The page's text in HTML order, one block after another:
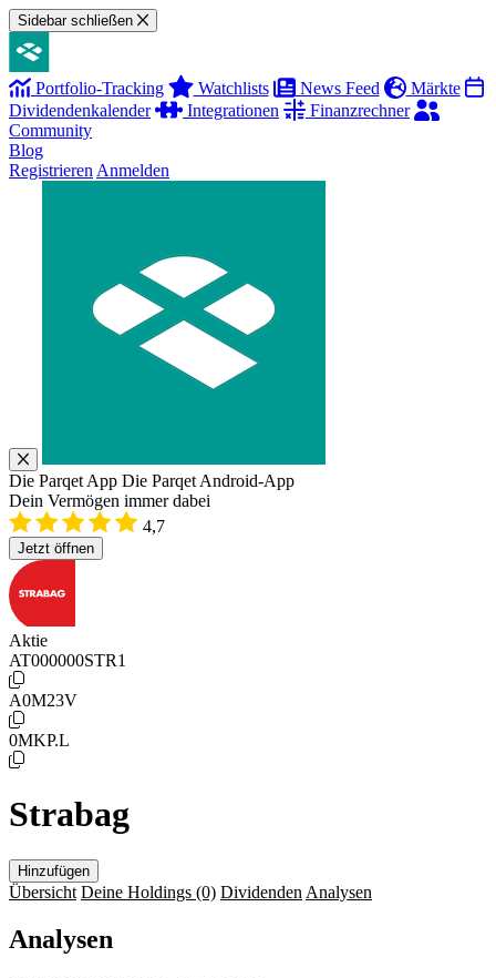
Sidebar schließen
Portfolio-Tracking Watchlists News Feed
Märkte
Dividendenkalender
Integrationen
Finanzrechner
Community
Blog
Registrieren Anmelden
Die Parqet App Die Parqet Android-App
Dein Vermögen immer dabei
4,7
Jetzt öffnen
Aktie
AT000000STR1
A0M23V
0MKP.L
Strabag
Hinzufügen
Übersicht Deine Holdings (0) Dividenden Analysen
Analysen